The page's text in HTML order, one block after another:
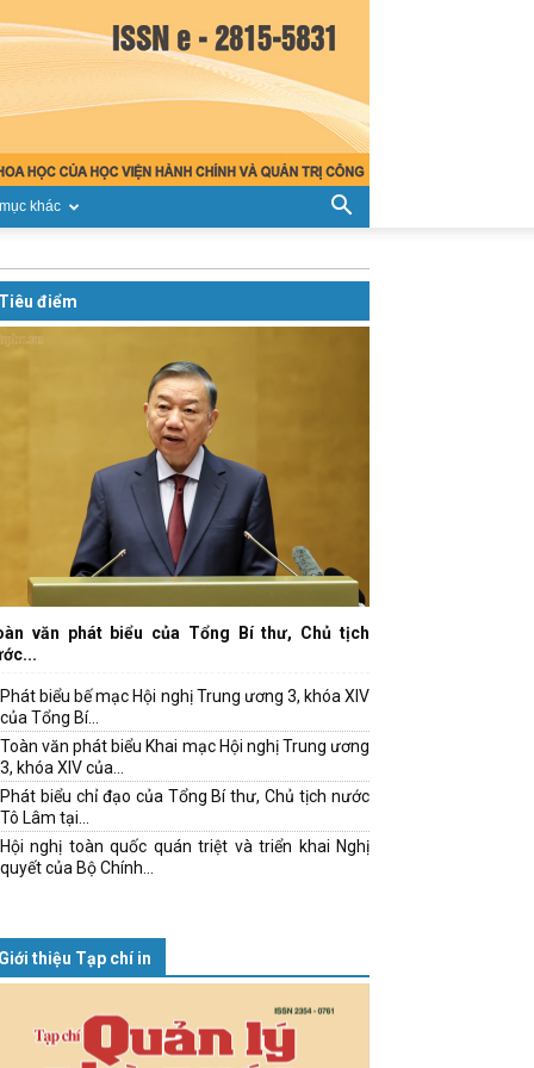
khác
Tiêu điểm
văn phát biểu của Tổng Bí thư, Chủ tịch
Phát biểu bế mạc Hội nghị Trung ương 3, khóa XIV
của Tổng Bí...
Toàn văn phát biểu Khai mạc Hội nghị Trung ương
3, khóa XIV của...
Phát biểu chỉ đạo của Tổng Bí thư, Chủ tịch nước
Tô Lâm tại...
Hội nghị toàn quốc quán triệt và triển khai Nghị
quyết của Bộ Chính...
Giới thiệu Tạp chí in